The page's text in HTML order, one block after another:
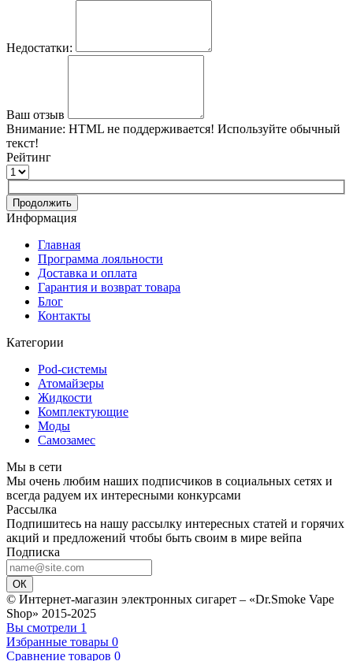
Недостатки:
Ваш отзыв
Внимание: HTML не поддерживается! Используйте обычный
текст!
Рейтинг
Продолжить
Информация
Главная
Программа лояльности
Доставка и оплата
Гарантия и возврат товара
Блог
Контакты
Категории
Pod-системы
Атомайзеры
Жидкости
Комплектующие
Моды
Самозамес
Мы в сети
Мы очень любим наших подписчиков в социальных сетях и
всегда радуем их интересными конкурсами
Рассылка
Подпишитесь на нашу рассылку интересных статей и горячих
акций и предложений чтобы быть своим в мире вейпа
Подписка
ОК
© Интернет-магазин электронных сигарет – «Dr.Smoke Vape
Shop» 2015-2025
Вы смотрели 1
Избранные товары 0
Сравнение товаров 0